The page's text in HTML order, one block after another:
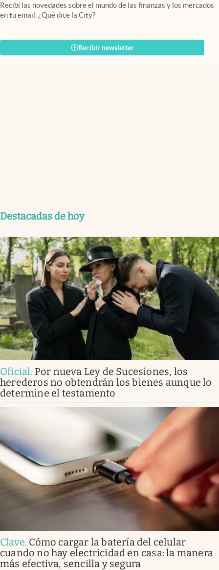
Recibí las novedades sobre el mundo de las finanzas y los mercados
en tu email. ¿Qué dice la City?
Recibir newsletter
Destacadas de hoy
Oficial. Por nueva Ley de Sucesiones, los
herederos no obtendrán los bienes aunque lo
determine el testamento
Clave. Cómo cargar la batería del celular
cuando no hay electricidad en casa: la manera
más efectiva, sencilla y segura